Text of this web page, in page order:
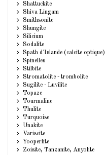
Shattuckite
Shiva Lingam
Smithsonite
Shungite
Silicium
Sodalite
Spath d'Islande (calcite optique)
Spinelles
Stilbite
Stromatolite - trombolite
Sugilite - Luvilite
Topaze
Tourmaline
Thulite
Turquoise
Unakite
Variscite
Yooperlite
Zoisite, Tanzanite, Anyolite